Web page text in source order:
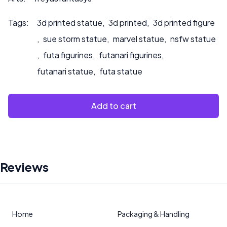
Tags: 3d printed statue, 3d printed, 3d printed figure
, sue storm statue, marvel statue, nsfw statue
, futa figurines, futanari figurines,
futanari statue, futa statue
Add to cart
Reviews
Home Packaging & Handling